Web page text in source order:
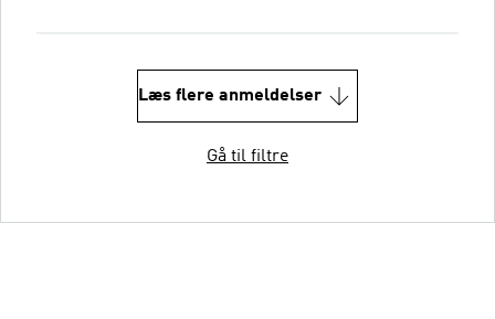
Læs flere anmeldelser
Gå til filtre